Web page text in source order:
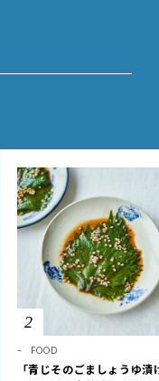
2
FOOD
「青じそのごましょうゆ漬